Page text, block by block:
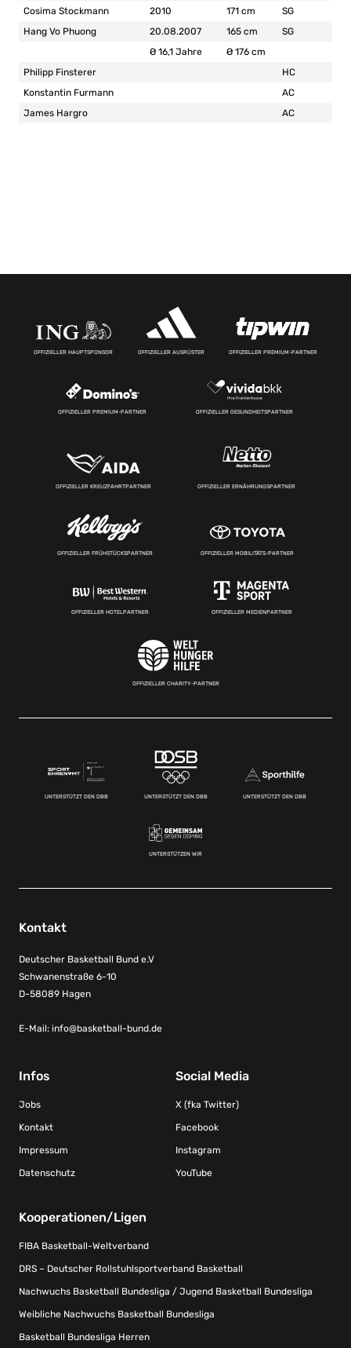
Cosima Stockmann
2010 171 cm
SG
Hang Vo Phuong
20.08.2007 165 cm
SG
Ø 16,1 Jahre
Ø 176 cm
Philipp Finsterer
HC
Konstantin Furmann
AC
James Hargro
AC
OFFIZIELLER HAUPTSPONSOR OFFIZIELLER AUSRÜSTER OFFIZIELLER PREMIUM-PARTNER
OFFIZIELLER PREMIUM-PARTNER OFFIZIELLER GESUNDHEITSPARTNER
OFFIZIELLER KREUZFAHRTPARTNER OFFIZIELLER ERNÄHRUNGSPARTNER
OFFIZIELLER FRÜHSTÜCKSPARTNER OFFIZIELLER MOBILITÄTS-PARTNER
OFFIZIELLER HOTELPARTNER OFFIZIELLER MEDIENPARTNER
OFFIZIELLER CHARITY-PARTNER
UNTERSTÜTZT DEN DBB UNTERSTÜTZT DEN DBB UNTERSTÜTZT DEN DBB
UNTERSTÜTZEN WIR
Kontakt
Deutscher Basketball Bund e.V
Schwanenstraße 6-10
D-58089 Hagen
E-Mail: info@basketball-bund.de
Infos
Jobs
Kontakt
Impressum
Datenschutz
Social Media
X (fka Twitter)
Facebook
Instagram
YouTube
Kooperationen/Ligen
FIBA Basketball-Weltverband
DRS – Deutscher Rollstuhlsportverband Basketball
Nachwuchs Basketball Bundesliga / Jugend Basketball Bundesliga
Weibliche Nachwuchs Basketball Bundesliga
Basketball Bundesliga Herren